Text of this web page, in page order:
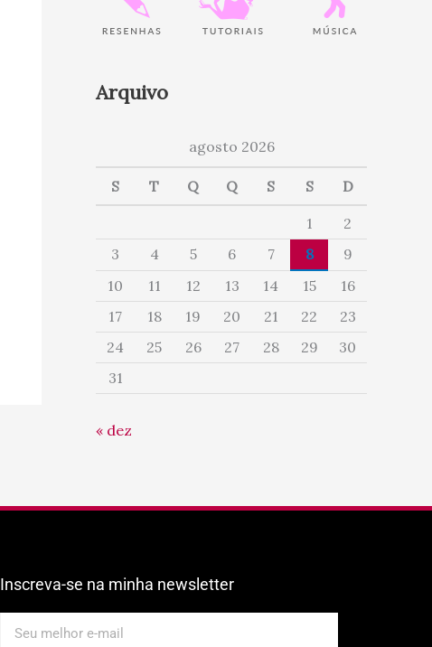
Arquivo
agosto 2026
S T Q Q S S D
1
2
3
4 5 6 7 8
9
10
11 12 13 14 15
16
17
18 19 20 21 22
23
24
25 26 27 28 29
30
31
« dez
Inscreva-se na minha newsletter